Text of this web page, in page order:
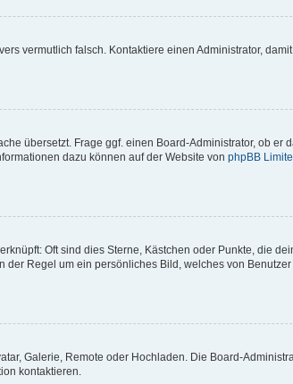
vermutlich falsch. Kontaktiere einen Administrator,
übersetzt. Frage ggf. einen Board-Administrator, ob er
dazu können auf der Website von phpBB
Oft sind dies Sterne, Kästchen oder Punkte, die
der Regel um ein persönliches Bild, welches von
Galerie, Remote oder Hochladen. Die Board-
kontaktieren.